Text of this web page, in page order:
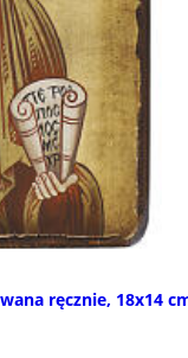
ręcznie, 18x14